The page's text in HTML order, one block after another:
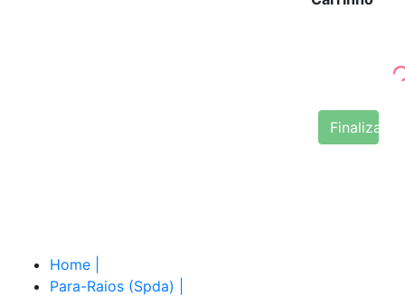
Finalizar
Home
Para-Raios (Spda)